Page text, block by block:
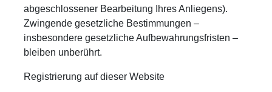
abgeschlossener Bearbeitung Ihres Anliegens).
Zwingende gesetzliche Bestimmungen –
insbesondere gesetzliche Aufbewahrungsfristen –
bleiben unberührt.
Registrierung auf dieser Website